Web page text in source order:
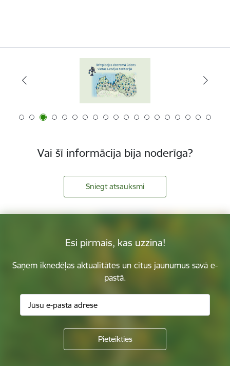
Vai šī informācija bija noderīga?
Sniegt atsauksmi
Esi pirmais, kas uzzina!
Saņem iknedēļas aktualitātes un citus jaunumus savā e-
pastā.